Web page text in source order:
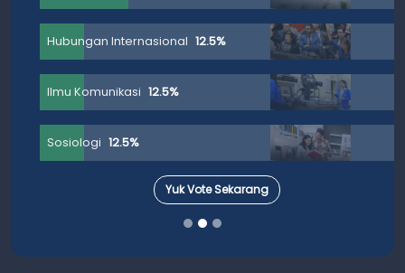
Hubungan Internasional 12.5%
Ilmu Komunikasi 12.5%
Sosiologi 12.5%
Yuk Vote Sekarang